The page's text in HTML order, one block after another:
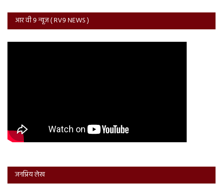
आर वी 9 न्यूज़ ( RV9 NEWS )
जनप्रिय लेख